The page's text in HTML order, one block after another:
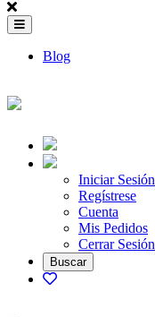
Blog
Iniciar Sesión
Regístrese
Cuenta
Mis Pedidos
Cerrar Sesión